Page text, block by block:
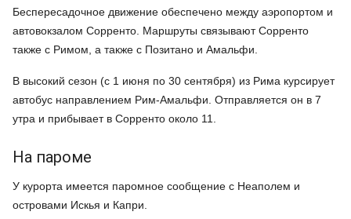
Беспересадочное движение обеспечено между аэропортом и
автовокзалом Сорренто. Маршруты связывают Сорренто
также с Римом, а также с Позитано и Амальфи.
В высокий сезон (с 1 июня по 30 сентября) из Рима курсирует
автобус направлением Рим-Амальфи. Отправляется он в 7
утра и прибывает в Сорренто около 11.
На пароме
У курорта имеется паромное сообщение с Неаполем и
островами Искья и Капри.